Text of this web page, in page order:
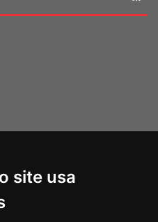
site usa